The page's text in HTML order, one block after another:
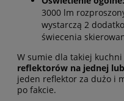
3000 lm
wystarczą 2
świecenia
W sumie dla takiej
reflektorów na jednej
jeden reflektor za dużo i
po fakcie.